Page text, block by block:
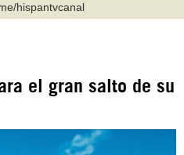
hispantvcanal
como: hispan_tv
Nexolatino.Canal
nexo_latino
el gran salto de su